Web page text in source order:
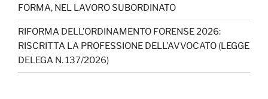
FORMA, NEL LAVORO SUBORDINATO
RIFORMA DELL’ORDINAMENTO FORENSE 2026:
RISCRITTA LA PROFESSIONE DELL’AVVOCATO (LEGGE
DELEGA N. 137/2026)